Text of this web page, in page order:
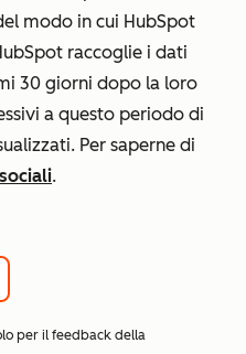
modo in cui HubSpot
raccoglie i dati
30 giorni dopo la loro
a questo periodo di
Per saperne di
.
per il feedback della